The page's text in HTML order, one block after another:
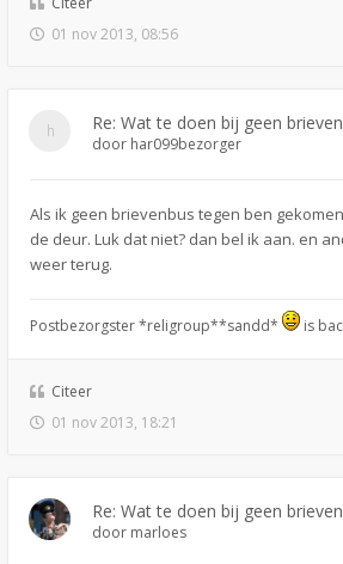
01 nov 2013, 08:56
Re: Wat te doen bij geen
door har099bezorger
Als ik geen brievenbus tegen ben
de deur. Luk dat niet? dan bel ik aan. en
weer terug.
Postbezorgster *religroup**sandd* is
Citeer
01 nov 2013, 18:21
Re: Wat te doen bij geen
door marloes